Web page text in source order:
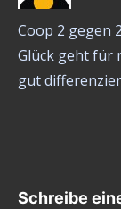
Coop 2 gegen
Glück geht für
gut
Schreibe